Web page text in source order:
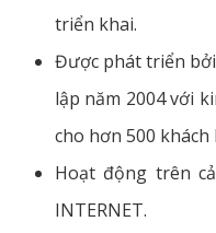
triển khai.
Được phát triển
lập năm 2004 với
cho hơn 500 khách
Hoạt động trên
INTERNET.